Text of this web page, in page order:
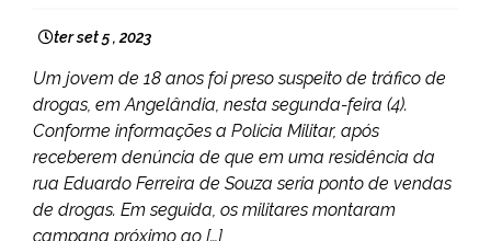
ter set 5 , 2023
Um jovem de 18 anos foi preso suspeito de tráfico de
drogas, em Angelândia, nesta segunda-feira (4).
Conforme informações a Polícia Militar, após
receberem denúncia de que em uma residência da
rua Eduardo Ferreira de Souza seria ponto de vendas
de drogas. Em seguida, os militares montaram
campana próximo ao […]